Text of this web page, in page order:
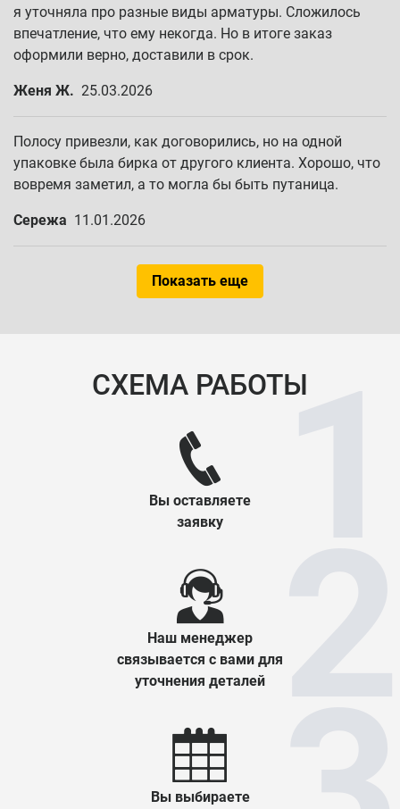
я уточняла про разные виды арматуры. Сложилось
впечатление, что ему некогда. Но в итоге заказ
оформили верно, доставили в срок.
Женя Ж. 25.03.2026
Полосу привезли, как договорились, но на одной
упаковке была бирка от другого клиента. Хорошо, что
вовремя заметил, а то могла бы быть путаница.
Сережа 11.01.2026
Показать еще
СХЕМА РАБОТЫ
Вы оставляете
заявку
Наш менеджер
связывается с вами для
уточнения деталей
Вы выбираете